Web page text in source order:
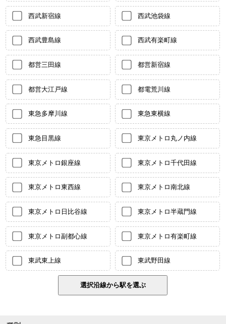
西武新宿線 西武池袋線
西武豊島線 西武有楽町線
都営三田線 都営新宿線
都営大江戸線 都電荒川線
東急多摩川線 東急東横線
東急目黒線 東京メトロ丸ノ内線
東京メトロ銀座線 東京メトロ千代田線
東京メトロ東西線 東京メトロ南北線
東京メトロ日比谷線 東京メトロ半蔵門線
東京メトロ副都心線 東京メトロ有楽町線
東武東上線 東武野田線